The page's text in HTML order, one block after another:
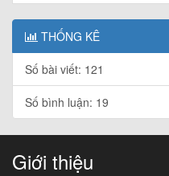
THỐNG KÊ
Số bài viết: 121
Số bình luận: 19
Giới thiệu